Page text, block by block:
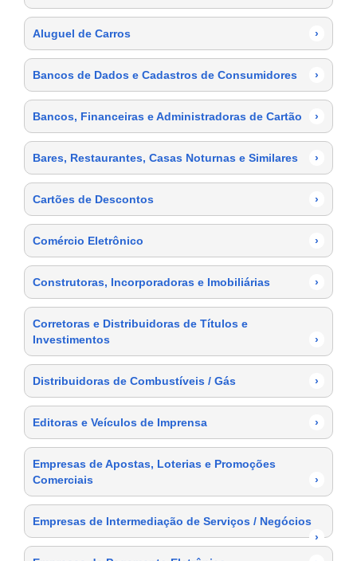
Aluguel de Carros ›
Bancos de Dados e Cadastros de Consumidores ›
Bancos, Financeiras e Administradoras de Cartão ›
Bares, Restaurantes, Casas Noturnas e Similares ›
Cartões de Descontos ›
Comércio Eletrônico ›
Construtoras, Incorporadoras e Imobiliárias ›
Corretoras e Distribuidoras de Títulos e
Investimentos
›
Distribuidoras de Combustíveis / Gás ›
Editoras e Veículos de Imprensa ›
Empresas de Apostas, Loterias e Promoções
Comerciais
›
Empresas de Intermediação de Serviços / Negócios
›